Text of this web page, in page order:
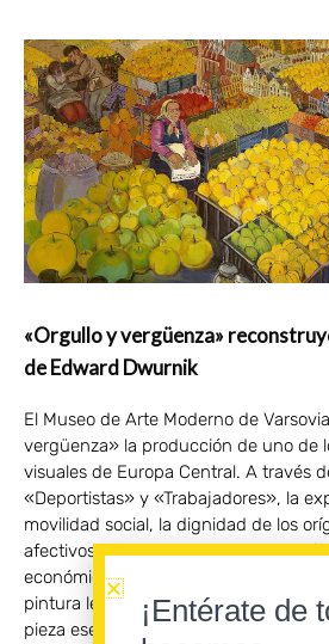
«Orgullo y vergüenza»
de Edward Dwurnik
El Museo de Arte Moderno de
vergüenza» la producción de uno de
visuales de Europa Central. A través
«Deportistas» y «Trabajadores», la
movilidad social, la dignidad de los
afectivos que acompañaron la
económica de Polonia. Edward
pintura le había salvado la vida. La
pieza esencial de su relato biográfico,
¡Entérate de